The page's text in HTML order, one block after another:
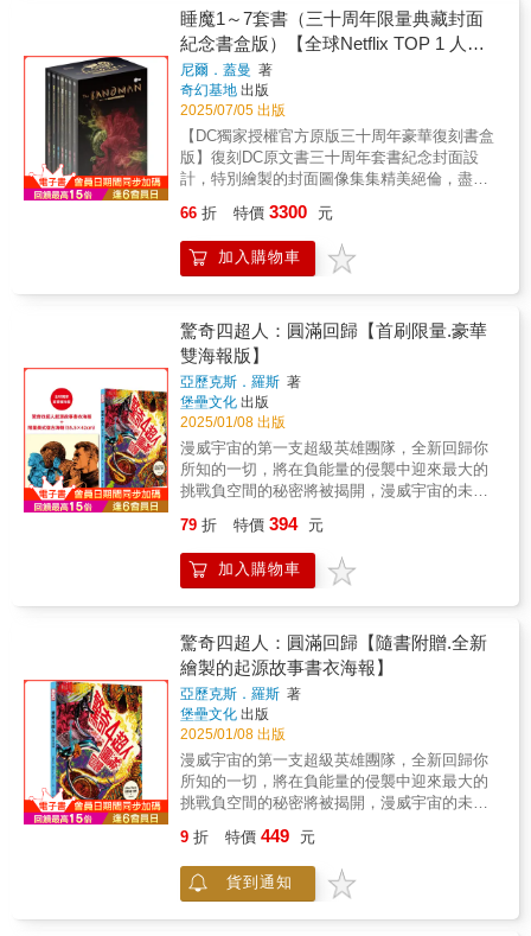
畫下句點。無盡家族的面貌從此再也不同。
——✴✴✴——
正面衝撞。——《新音樂快遞》（New Musical
Express）★無庸置疑，是主流漫畫產業有史以
來最出色的寫作。——《聖路易郵訊報》（St.
Louis Dispatch）★你將在這些書頁中感受到真
實的情感、驚豔的畫作⋯⋯堪稱圖像小說所能
帶來最豐富且令人滿足的閱讀體驗。——《英
倫線上》（UK Online）★不負長期讀者的高度
期待，並以跨越千禧年後的風格多樣性帶來無
限驚喜。——《村聲》（The Village Voice）
——✴✴✴——【故事介紹】《睡魔6：寓言與
倒影》夢之主踏上一段蜿蜒的旅程，穿越時空
接觸九位非凡造夢者的人生。在這些令人縈繞
心頭的故事中，國王與間諜、皇帝與演員、渡
鴉與狼人，全都分享了自己的祕密故事——那
——
像小說收藏必備。——《圖書館月刊》
（Library Journal）★視野宏大如宇宙，情感卻
出奇地貼近人心。——《娛樂週刊》
（Entertainment Weekly）★漫畫史上最偉大
的史詩之作。——《洛杉磯時報雜誌》（Los
Angeles Times Magazine）★錯綜交織、層層
堆疊的故事，融合民間傳說、神話、宗教、現
代街頭故事，以及一種帶著諷刺意味的幽默
開拓性之作。——《多倫多星報》（Toronto
Star）★假若《睡魔》不是本世紀最偉大的漫
畫，那它也好到應該用那個標準來看待。——
《獨立報》（The Independent）★主流成人漫
正面衝撞。——《新音樂快遞》（New Musical
Express）★無庸置疑，是主流漫畫產業有史以
來最出色的寫作。——《聖路易郵訊報》（St.
Louis Dispatch）★你將在這些書頁中感受到真
實的情感、驚豔的畫作⋯⋯堪稱圖像小說所能
帶來最豐富且令人滿足的閱讀體驗。——《英
倫線上》（UK Online）★不負長期讀者的高度
期待，並以跨越千禧年後的風格多樣性帶來無
限驚喜。——《村聲》（The Village Voice）
——✴✴✴——【故事介紹】《睡魔4：迷霧季
節》一萬年前，夢之王降罪於一名曾愛過他的
女子，將她打入地獄，永世不得超生。在本集
中，無盡家族——他不朽的手足——其他成員
說服了他，這樣的懲罰並不公正。為了導正這
人。但地獄君主路西法曾發誓要摧毀他，而這
位墮落天使的手段向來隱晦難測……——✴✴✴
——
爾．蓋曼筆下的這本漫畫鉅作⋯⋯在內容和風
格方面都展示了漫畫作為媒介的龐大表現力。
——《出版者週刊》（Publishers Weekly）★
蓋曼靈秀的散文因為書中維妙維肖的插畫而得
以昇華⋯⋯無疑將漫畫插畫作為一種精緻藝術
推向極致。——《軌跡》雜誌（Locus）★在黑
暗深沉、離經叛道又一鳴驚人的DC奇幻漫畫
「睡魔」系列中，蓋曼創造出一座新的萬神
殿，從死亡到譫妄再到夢，這些不朽者皆以相
同的字母D開頭⋯⋯他筆下的漫畫作品極富文學
色，以及恰到好處的偏執與異常。蓋曼是極少
數被評論界視為已經超越漫畫類型、開創出全
新生命力的漫畫編劇之一。——《舊金山觀察
像小說收藏必備。——《圖書館月刊》
（Library Journal）★視野宏大如宇宙，情感卻
出奇地貼近人心。——《娛樂週刊》
（Entertainment Weekly）★漫畫史上最偉大
的史詩之作。——《洛杉磯時報雜誌》（Los
Angeles Times Magazine）★錯綜交織、層層
堆疊的故事，融合民間傳說、神話、宗教、現
代街頭故事，以及一種帶著諷刺意味的幽默
開拓性之作。——《多倫多星報》（Toronto
Star）★假若《睡魔》不是本世紀最偉大的漫
畫，那它也好到應該用那個標準來看待。——
正面衝撞。——《新音樂快遞》（New Musical
Express）★無庸置疑，是主流漫畫產業有史以
來最出色的寫作。——《聖路易郵訊報》（St.
Louis Dispatch）★你將在這些書頁中感受到真
實的情感、驚豔的畫作⋯⋯堪稱圖像小說所能
帶來最豐富且令人滿足的閱讀體驗。——《英
倫線上》（UK Online）★不負長期讀者的高度
期待，並以跨越千禧年後的風格多樣性帶來無
限驚喜。——《村聲》（The Village Voice）
——✴✴✴——【故事介紹】《睡魔5：一場遊
致命意志角力的戰場。當分隔清醒世界與夢境
的牆出現裂痕，一群年輕的紐約客不可避免地
宏大，跨越無限時空：從遠古蠻荒到紐約街
頭，從現實到幻境，無論神鬼精怪、超級英雄
還是庸碌一生的凡人，都參與了這部悲喜劇的
演出；而不同漫畫家的參與，更使《睡魔》充
滿了多元化的藝術風格，畫面語言如夢境般多
姿多彩。——✴✴✴——【各界盛譽】★簡而言
之，尼爾．蓋曼是一座故事寶窟，能在任何形
式的媒體上看到他的作品，都是我們的福氣。
——史蒂芬．金（Stephen King）★一個大師
級的故事，引領了成人黑暗奇幻這個創作類
型。——馬克．巴克斯頓（Marc Buxton），評
論家★絕對是流行文化中的大師之作，遠比同
期所謂「高雅文化」產出的任何東西都要更勇
爾．蓋曼筆下的這本漫畫鉅作⋯⋯在內容和風
格方面都展示了漫畫作為媒介的龐大表現力。
——《出版者週刊》（Publishers Weekly）★
蓋曼靈秀的散文因為書中維妙維肖的插畫而得
以昇華⋯⋯無疑將漫畫插畫作為一種精緻藝術
推向極致。——《軌跡》雜誌（Locus）★在黑
暗深沉、離經叛道又一鳴驚人的DC奇幻漫畫
「睡魔」系列中，蓋曼創造出一座新的萬神
殿，從死亡到譫妄再到夢，這些不朽者皆以相
同的字母D開頭⋯⋯他筆下的漫畫作品極富文學
色，以及恰到好處的偏執與異常。蓋曼是極少
數被評論界視為已經超越漫畫類型、開創出全
新生命力的漫畫編劇之一。——《舊金山觀察
家報》（San Francisco Examiner）★嚴選圖
像小說收藏必備。——《圖書館月刊》
（Library Journal）★視野宏大如宇宙，情感卻
出奇地貼近人心。——《娛樂週刊》
（Entertainment Weekly）★漫畫史上最偉大
的史詩之作。——《洛杉磯時報雜誌》（Los
Angeles Times Magazine）★錯綜交織、層層
堆疊的故事，融合民間傳說、神話、宗教、現
代街頭故事，以及一種帶著諷刺意味的幽默
開拓性之作。——《多倫多星報》（Toronto
Star）★假若《睡魔》不是本世紀最偉大的漫
畫，那它也好到應該用那個標準來看待。——
《獨立報》（The Independent）★主流成人漫
3：夢之國度》）榮獲世界奇幻獎最佳短篇小說
♕《睡魔4：迷霧季節》榮獲安古蘭漫畫節最佳
劇本♕《睡魔11：無盡之夜》、《睡魔：狩
夢》榮獲史鐸克獎最佳圖像敘事♕《睡魔：序
曲》榮獲雨果獎最佳圖像故事——✴✴✴——
【名人媒體推薦】史蒂芬．金Blaze Wu （神幻
系水墨插畫家）、方波坡POPO （廢柴觀察
室）、陳怡靜（漫畫記者/《大人的漫畫社》主
（影評人）、難攻博士（中華科幻學會會長）
——✴✴✴——作為尼爾．蓋曼的成名作，《睡
魔》以深邃絢麗、富有詩意的筆調，講述了這
位夢之主宰的傳奇。它由數部獨立的篇章組
成，所有故事又有着千絲萬縷的聯繫。其架構
宏大，跨越無限時空：從遠古蠻荒到紐約街
頭，從現實到幻境，無論神鬼精怪、超級英雄
還是庸碌一生的凡人，都參與了這部悲喜劇的
演出；而不同漫畫家的參與，更使《睡魔》充
滿了多元化的藝術風格，畫面語言如夢境般多
姿多彩。——✴✴✴——【各界盛譽】★簡而言
之，尼爾．蓋曼是一座故事寶窟，能在任何形
式的媒體上看到他的作品，都是我們的福氣。
——史蒂芬．金（Stephen King）★一個大師
級的故事，引領了成人黑暗奇幻這個創作類
型。——馬克．巴克斯頓（Marc Buxton），評
論家★絕對是流行文化中的大師之作，遠比同
期所謂「高雅文化」產出的任何東西都要更勇
爾．蓋曼筆下的這本漫畫鉅作⋯⋯在內容和風
格方面都展示了漫畫作為媒介的龐大表現力。
——《出版者週刊》（Publishers Weekly）★
蓋曼靈秀的散文因為書中維妙維肖的插畫而得
以昇華⋯⋯無疑將漫畫插畫作為一種精緻藝術
推向極致。——《軌跡》雜誌（Locus）★在黑
暗深沉、離經叛道又一鳴驚人的DC奇幻漫畫
「睡魔」系列中，蓋曼創造出一座新的萬神
殿，從死亡到譫妄再到夢，這些不朽者皆以相
同的字母D開頭⋯⋯他筆下的漫畫作品極富文學
色，以及恰到好處的偏執與異常。蓋曼是極少
數被評論界視為已經超越漫畫類型、開創出全
新生命力的漫畫編劇之一。——《舊金山觀察
Netflix影視書衣——✴✴✴——史上最為暢銷、
廣受好評的圖像作品之一，漫畫領域中成熟、
詩意幻想的標竿。DC宇宙神祕又強大的「無盡
家族」一員，「夢」將化為人形，行走於凡人
世界之中睡魔，一位身穿黑色風衣、有著星辰
般雙眼的憂鬱男子。他既非神祇，也非魔鬼，
更不是超級英雄，他是誕生於奇幻文學大師尼
爾．蓋曼筆下的「夢之主」，是DC宇宙中強大
而神祕的「無盡家族」一員。♕榮獲雨果獎、
軌跡獎、世界奇幻獎、艾斯納獎、安古蘭漫畫
（Entertainment Weekly）評為「1983年～
2008年百部必讀書籍」♕橫掃「漫畫界奧斯
卡」艾斯納獎，包括5座最佳連載系列、1座最
最佳鉛筆稿♕〈仲夏夜之夢〉（收錄於《睡魔
3：夢之國度》）榮獲世界奇幻獎最佳短篇小說
♕《睡魔4：迷霧季節》榮獲安古蘭漫畫節最佳
劇本♕《睡魔11：無盡之夜》、《睡魔：狩
夢》榮獲史鐸克獎最佳圖像敘事♕《睡魔：序
曲》榮獲雨果獎最佳圖像故事——✴✴✴——
【名人媒體推薦】史蒂芬．金Blaze Wu （神幻
系水墨插畫家）、方波坡POPO （廢柴觀察
持人）、麥人杰（知名作家）、龍貓大王通信
（影評人）、難攻博士（中華科幻學會會長）
——✴✴✴——作為尼爾．蓋曼的成名作，《睡
魔》以深邃絢麗、富有詩意的筆調，講述了這
位夢之主宰的傳奇。它由數部獨立的篇章組
成，所有故事又有着千絲萬縷的聯繫。其架構
宏大，跨越無限時空：從遠古蠻荒到紐約街
頭，從現實到幻境，無論神鬼精怪、超級英雄
還是庸碌一生的凡人，都參與了這部悲喜劇的
演出；而不同漫畫家的參與，更使《睡魔》充
滿了多元化的藝術風格，畫面語言如夢境般多
姿多彩。——✴✴✴——【各界盛譽】★簡而言
之，尼爾．蓋曼是一座故事寶窟，能在任何形
式的媒體上看到他的作品，都是我們的福氣。
——史蒂芬．金（Stephen King）★一個大師
級的故事，引領了成人黑暗奇幻這個創作類
型。——馬克．巴克斯頓（Marc Buxton），評
論家★絕對是流行文化中的大師之作，遠比同
睡魔1～7套書（三十周年限量典藏封面
紀念書盒版）【全球Netflix TOP 1 人氣
影集同名原作，奇幻文學大師尼爾‧蓋曼
最知名經典美漫代表作】
尼爾．蓋曼 著
奇幻基地 出版
2025/07/05 出版
【DC獨家授權官方原版三十周年豪華復刻書盒
版】復刻DC原文書三十周年套書紀念封面設
計，特別繪製的封面圖像集集精美絕倫，盡皆
內外印製使用高級美術紙，白底透光，為墨重
的睡魔更凸顯亮麗色彩。1.《睡魔1：前奏與夜
曲》附Netflix影視書衣2. 全盒七冊三十周年紀
細膩，圖片印製精美，書名The Sandman做燙
金設計，書盒上方標示睡魔頭盔與三十周年
版，尊榮華麗，體現奇幻大師級代表之作！4.
限量睡魔書卡七張（w6.4*h8.8cm）三十周年經
典漫畫封面書卡，全彩雙面印刷，閱讀漫畫時
與故事搭配，倘佯字裡行間與畫中的奇幻境
界！5. 限量贈品睡魔全彩海報一張
（w35*h54cm）精美特銅紙，睡魔戴上頭盔，
全身黑羽佇立美麗花叢間，遙望星際，紅花綠
葉映星空，鮮亮靈動，呼之欲出。6. 限量特別
記，配上睡魔頭盔圖像，獨特強烈，包裝箱硬
紙厚度，大幅降低運輸期間磕磕碰碰之虞。※
套書書盒以特製包裝箱包裝運送，此特製包裝
損傷但內部商品完好狀況，請恕無法更換或退
貨※——✴✴✴——榮獲雨果奬、軌跡獎、世界
奇幻獎、艾斯納獎風靡全球萬千讀者，三十周
年典藏封面紀念版全球Netflix TOP 1話題影集
同名原作——✴✴✴——史上最為暢銷、廣受好
評的圖像作品之一，漫畫領域中成熟、詩意幻
想的標竿。DC宇宙神祕又強大的「無盡家族」
一員，「夢」將化為人形，行走於凡人世界之
的憂鬱男子。他既非神祇，也非魔鬼，更不是
曼筆下的「夢之主」，是DC宇宙中強大而神祕
的「無盡家族」一員。♕榮獲雨果獎、軌跡
獎、世界奇幻獎、艾斯納獎、安古蘭漫畫節編
66 折 特價 3300 元
加入購物車
驚奇四超人：圓滿回歸【首刷限量.豪華
雙海報版】
亞歷克斯．羅斯 著
堡壘文化 出版
2025/01/08 出版
漫威宇宙的第一支超級英雄團隊，全新回歸你
所知的一切，將在負能量的侵襲中迎來最大的
挑戰負空間的秘密將被揭開，漫威宇宙的未來
大師亞歷克斯．羅斯全新力作【全球獨家豪華
雙海報】★全新繪製：驚奇四超人起源故事書
衣海報★經典回歸：限量美式復古海報（55.5 x
自巡視。突然，巴克斯特大樓內出現了一個不
速之客，驚奇四超人──驚奇先生（李德．李察
斯）、隱形女（蘇珊．史東．李察斯）、霹靂
火（強尼．史東）和石頭人（班．格林）──頓
時被由負能量組成的寄生生物圍困。這些生物
透過人類宿主入侵地球。牠們的目的是什麼？
背後的黑手又是誰？驚奇四超人別無選擇，只
能冒著性命危險，進入完全由反物質構成的異
次元——負空間，他們的成敗將影響整個宇宙
的命運！《驚奇四超人：圓滿回歸》是亞歷克
了1960年代由史丹．李（Stan Lee）和傑克．
柯比（Jack Kirby）創作的經典故事，為現代讀
者帶來全新的視覺體驗。羅斯以大膽鮮明的色
79 折 特價 394 元
加入購物車
驚奇四超人：圓滿回歸【隨書附贈.全新
繪製的起源故事書衣海報】
亞歷克斯．羅斯 著
堡壘文化 出版
2025/01/08 出版
漫威宇宙的第一支超級英雄團隊，全新回歸你
所知的一切，將在負能量的侵襲中迎來最大的
挑戰負空間的秘密將被揭開，漫威宇宙的未來
大師亞歷克斯．羅斯全新力作【隨書附贈】★
全新繪製：驚奇四超人起源故事書衣海報＊＊
＊＊曼哈頓的雨夜，萬籟俱寂，唯有驚奇四超
9 折 特價 449 元
貨到通知